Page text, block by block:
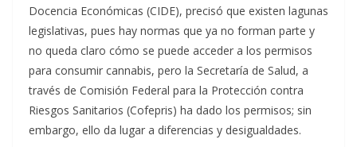
Docencia Económicas (CIDE), precisó que existen lagunas
legislativas, pues hay normas que ya no forman parte y
no queda claro cómo se puede acceder a los permisos
para consumir cannabis, pero la Secretaría de Salud, a
través de Comisión Federal para la Protección contra
Riesgos Sanitarios (Cofepris) ha dado los permisos; sin
embargo, ello da lugar a diferencias y desigualdades.